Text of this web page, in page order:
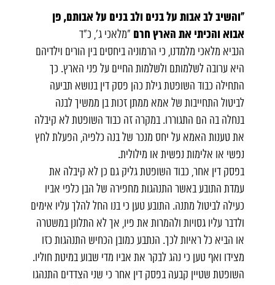
"והשיב לב אבות על בנים ולב בנים על אבותם, פן
אבוא והכיתי את הארץ חרם "מלאכי ג', כ"ד
הנביא מלאכי מלמדנו, כי הרמוניה ביחסים בין הורים וילדיהם
היא ערובה לשלמותם ולשלמות החיים על פני הארץ. כך
התחילה כבוד השופטת גילת כהן פסק דין בנושא תביעה
לביטול התחייבות של אמא ממתן זכות בן ממשיך לבנה
בנחלה בה הם התגוררו. במקרה זה כבוד השופטת לא קיבלה
את טענות האמא על יחס מנכר של בנה כלפיה, הפעלת לחץ
נפשי או אלימות נפשית או מילולית.
בפסק דין אחר, כבוד השופטת גליק גם כן לא קיבלה את
עמדת התובע באשר התנהגות מחפירה של הבן כלפי אביו
כעילה לביטול מתנה. התובע טען כי בנו החל להלך עליו אימים
ולדבר עליו גסויות ולהמרות את פיו, אך לא התלונן במשטרה
או הביא כל ראיות לכך. הנתבע כמובן הכחיש התנהגות כזו
מצידו ואף טען כי נהג לבקר את אביו מדי שבוע במיטת חוליו.
השופטת שטיין קבעה בפסק דין אחר כי שני הצדדים התנהגו